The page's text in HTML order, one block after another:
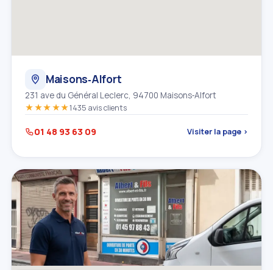
Maisons‑Alfort
231 ave du Général Leclerc, 94700 Maisons‑Alfort
★★★★★1435 avis clients
01 48 93 63 09 Visiter la page ›